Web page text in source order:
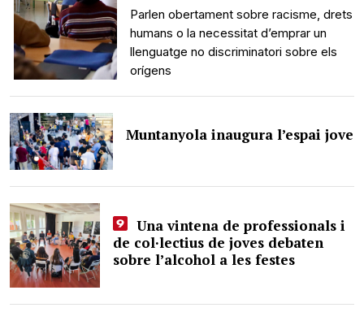
Parlen obertament sobre racisme, drets
humans o la necessitat d’emprar un
llenguatge no discriminatori sobre els
orígens
Muntanyola inaugura l’espai jove
Una vintena de professionals i
de col·lectius de joves debaten
sobre l’alcohol a les festes